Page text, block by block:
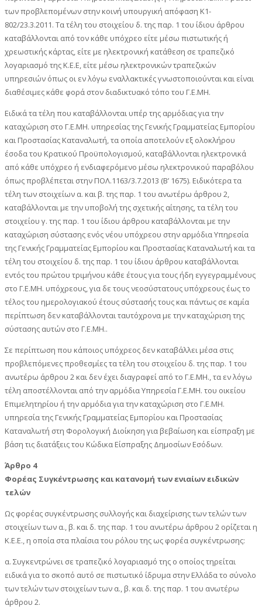
των προβλεπομένων στην κοινή υπουργική απόφαση K1-
802/23.3.2011. Τα τέλη του στοιχείου δ. της παρ. 1 του ίδιου άρθρου
καταβάλλονται από τον κάθε υπόχρεο είτε μέσω πιστωτικής ή
χρεωστικής κάρτας, είτε με ηλεκτρονική κατάθεση σε τραπεζικό
λογαριασμό της Κ.Ε.Ε, είτε μέσω ηλεκτρονικών τραπεζικών
υπηρεσιών όπως οι εν λόγω εναλλακτικές γνωστοποιούνται και είναι
διαθέσιμες κάθε φορά στον διαδικτυακό τόπο του Γ.Ε.ΜΗ.
Ειδικά τα τέλη που καταβάλλονται υπέρ της αρμόδιας για την
καταχώριση στο Γ.Ε.ΜΗ. υπηρεσίας της Γενικής Γραμματείας Εμπορίου
και Προστασίας Καταναλωτή, τα οποία αποτελούν εξ ολοκλήρου
έσοδα του Κρατικού Προϋπολογισμού, καταβάλλονται ηλεκτρονικά
από κάθε υπόχρεο ή ενδιαφερόμενο μέσω ηλεκτρονικού παραβόλου
όπως προβλέπεται στην ΠΟΛ.1163/3.7.2013 (Β’ 1675). Ειδικότερα τα
τέλη των στοιχείων α. και β. της παρ. 1 του ανωτέρω άρθρου 2,
καταβάλλονται με την υποβολή της σχετικής αίτησης, τα τέλη του
στοιχείου γ. της παρ. 1 του ίδιου άρθρου καταβάλλονται με την
καταχώριση σύστασης ενός νέου υπόχρεου στην αρμόδια Υπηρεσία
της Γενικής Γραμματείας Εμπορίου και Προστασίας Καταναλωτή και τα
τέλη του στοιχείου δ. της παρ. 1 του ίδιου άρθρου καταβάλλονται
εντός του πρώτου τριμήνου κάθε έτους για τους ήδη εγγεγραμμένους
στο Γ.Ε.ΜΗ. υπόχρεους, για δε τους νεοσύστατους υπόχρεους έως το
τέλος του ημερολογιακού έτους σύστασής τους και πάντως σε καμία
περίπτωση δεν καταβάλλονται ταυτόχρονα με την καταχώριση της
σύστασης αυτών στο Γ.Ε.ΜΗ..
Σε περίπτωση που κάποιος υπόχρεος δεν καταβάλλει μέσα στις
προβλεπόμενες προθεσμίες τα τέλη του στοιχείου δ. της παρ. 1 του
ανωτέρω άρθρου 2 και δεν έχει διαγραφεί από το Γ.Ε.ΜΗ., τα εν λόγω
τέλη αποστέλλονται από την αρμόδια Υπηρεσία Γ.Ε.ΜΗ. του οικείου
Επιμελητηρίου ή την αρμόδια για την καταχώριση στο Γ.Ε.ΜΗ.
υπηρεσία της Γενικής Γραμματείας Εμπορίου και Προστασίας
Καταναλωτή στη Φορολογική Διοίκηση για βεβαίωση και είσπραξη με
βάση τις διατάξεις του Κώδικα Είσπραξης Δημοσίων Εσόδων.
Άρθρο 4
Φορέας Συγκέντρωσης και κατανομή των ενιαίων ειδικών
τελών
Ως φορέας συγκέντρωσης συλλογής και διαχείρισης των τελών των
στοιχείων των α., β. και δ. της παρ. 1 του ανωτέρω άρθρου 2 ορίζεται η
Κ.Ε.Ε., η οποία στα πλαίσια του ρόλου της ως φορέα συγκέντρωσης:
α. Συγκεντρώνει σε τραπεζικό λογαριασμό της ο οποίος τηρείται
ειδικά για το σκοπό αυτό σε πιστωτικό ίδρυμα στην Ελλάδα το σύνολο
των τελών των στοιχείων των α., β. και δ. της παρ. 1 του ανωτέρω
άρθρου 2.